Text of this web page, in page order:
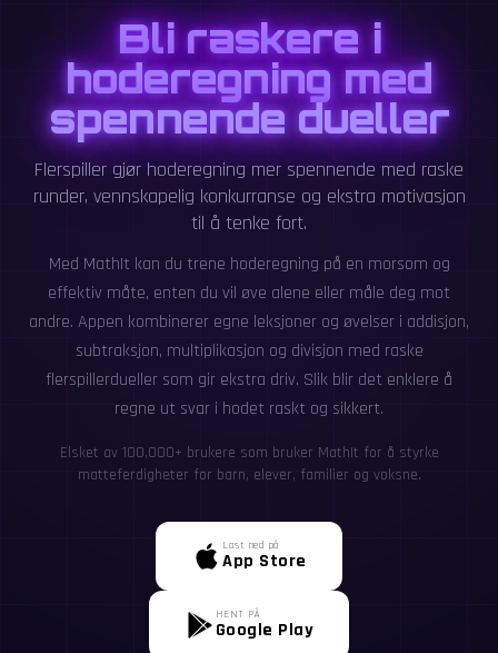
Bli raskere i
hoderegning med
spennende dueller
Flerspiller gjør hoderegning mer spennende med raske
runder, vennskapelig konkurranse og ekstra motivasjon
til å tenke fort.
Med MathIt kan du trene hoderegning på en morsom og
effektiv måte, enten du vil øve alene eller måle deg mot
andre. Appen kombinerer egne leksjoner og øvelser i addisjon,
subtraksjon, multiplikasjon og divisjon med raske
flerspillerdueller som gir ekstra driv. Slik blir det enklere å
regne ut svar i hodet raskt og sikkert.
Elsket av 100,000+ brukere som bruker MathIt for å styrke
matteferdigheter for barn, elever, familier og voksne.
Last ned på
App Store
HENT PÅ
Google Play